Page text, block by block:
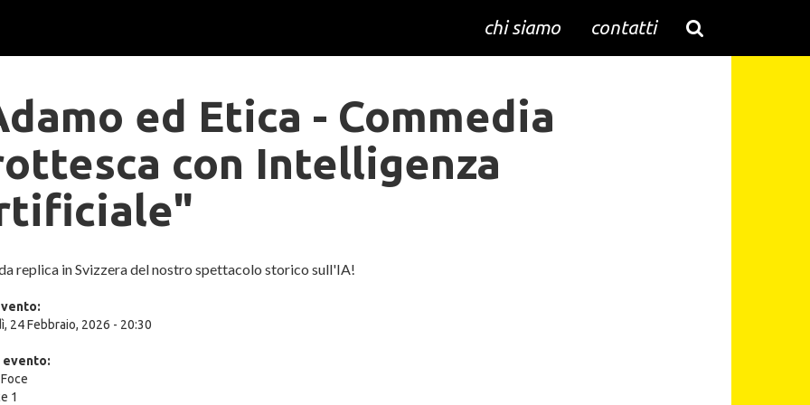
chi siamo contatti
ed Etica - Commedia
con Intelligenza
replica in Svizzera del nostro spettacolo storico sull'IA!
24 Febbraio, 2026 - 20:30
evento:
1